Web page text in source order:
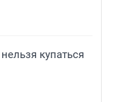
купаться